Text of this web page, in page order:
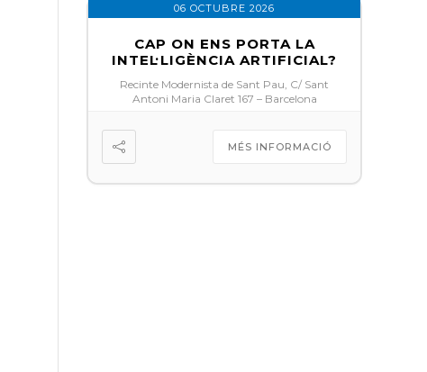
06 OCTUBRE 2026
CAP ON ENS PORTA LA
INTEL·LIGÈNCIA ARTIFICIAL?
Recinte Modernista de Sant Pau, C/ Sant
Antoni Maria Claret 167 – Barcelona
MÉS INFORMACIÓ